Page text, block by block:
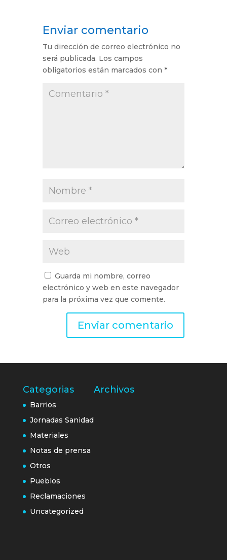
Enviar comentario
Tu dirección de correo electrónico no
será publicada. Los campos
obligatorios están marcados con *
Guarda mi nombre, correo
electrónico y web en este navegador
para la próxima vez que comente.
Categorias
Barrios
Jornadas Sanidad
Materiales
Notas de prensa
Otros
Pueblos
Reclamaciones
Uncategorized
Archivos